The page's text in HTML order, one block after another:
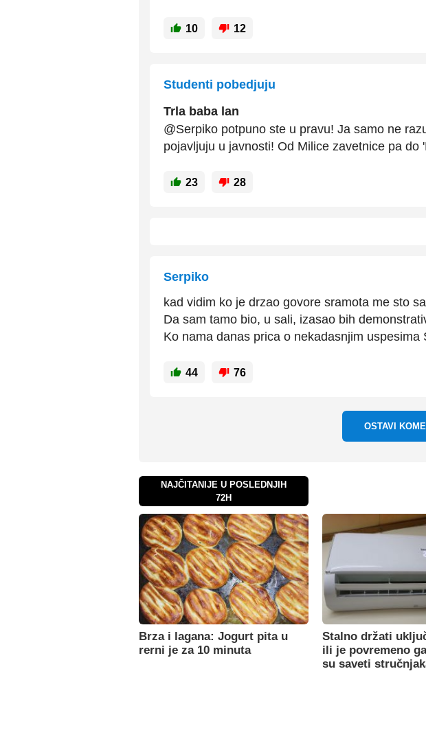
10 12
Studenti pobedjuju
Trla baba lan
@Serpiko potpuno ste u pravu! Ja samo ne
pojavljuju u javnosti! Od Milice zavetnice pa do
23 28
Serpiko
kad vidim ko je drzao govore sramota me sto
Da sam tamo bio, u sali, izasao bih
Ko nama danas prica o nekadasnjim
44 76
OSTAVI
NAJČITANIJE U POSLEDNJIH
72H
Brza i lagana: Jogurt pita u
rerni je za 10 minuta
Stalno držati
ili je povremeno
su saveti